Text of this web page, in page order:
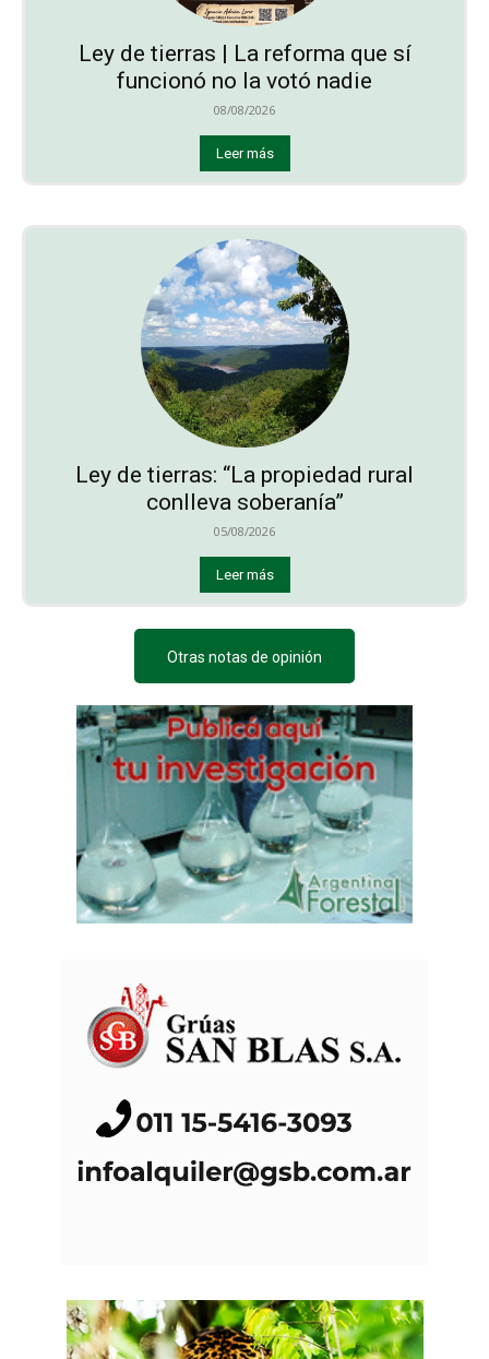
Ley de tierras | La reforma que sí
funcionó no la votó nadie
08/08/2026
Leer más
Ley de tierras: “La propiedad rural
conlleva soberanía”
05/08/2026
Leer más
Otras notas de opinión